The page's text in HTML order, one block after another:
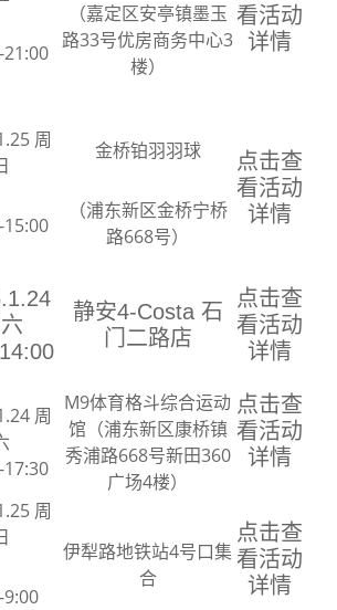
（嘉定区安亭镇墨玉
路33号优房商务中心3
楼）
看活动
详情
周
金桥铂羽羽球
（浦东新区金桥宁桥
路668号）
点击查
看活动
详情
静安4-Costa 石
门二路店
点击查
看活动
详情
周
M9体育格斗综合运动
馆（浦东新区康桥镇
秀浦路668号新田360
广场4楼）
点击查
看活动
详情
周
9:00
伊犁路地铁站4号口集
合
点击查
看活动
详情